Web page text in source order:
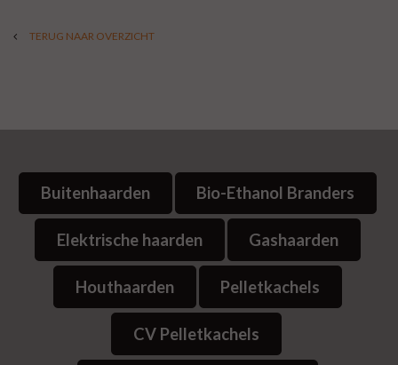
TERUG NAAR OVERZICHT
Buitenhaarden Bio-Ethanol Branders
Elektrische haarden Gashaarden
Houthaarden Pelletkachels
CV Pelletkachels